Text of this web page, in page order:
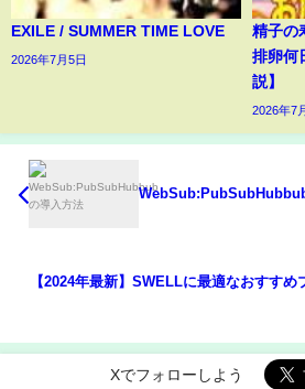
EXILE / SUMMER TIME LOVE
2026年7月5日
精子の
排卵何
説】
2026年7
【2024年最新】SWELLに最適なおすすめ
Xでフォローしよう